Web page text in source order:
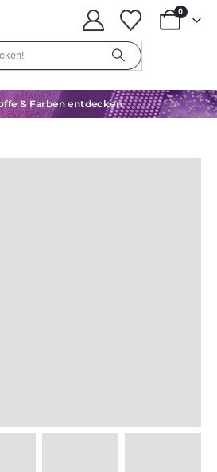
0
& Farben entdecken